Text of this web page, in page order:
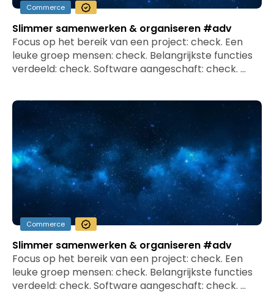
Commerce
Slimmer samenwerken & organiseren #adv
Focus op het bereik van een project: check. Een
leuke groep mensen: check. Belangrijkste functies
verdeeld: check. Software aangeschaft: check. …
Commerce
Slimmer samenwerken & organiseren #adv
Focus op het bereik van een project: check. Een
leuke groep mensen: check. Belangrijkste functies
verdeeld: check. Software aangeschaft: check. …